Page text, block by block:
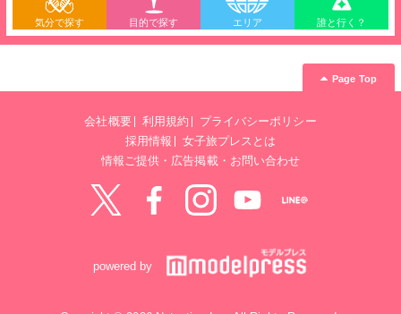
気分で探す 目的で探す エリア 誰と行く？
Page Top
会社概要 利用規約
プライバシーポリシー
採用情報
女子旅プレスとは
情報ご提供・広告掲載・お問い合わせ
powered by